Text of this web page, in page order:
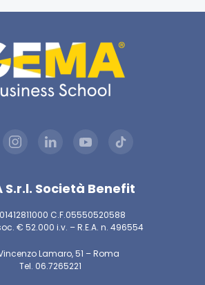
S.r.l. Società Benefit
C.F.05550520588
€ 52.000 i.v. – R.E.A. n. 496554
Lamaro, 51 – Roma
Tel. 06.7265221